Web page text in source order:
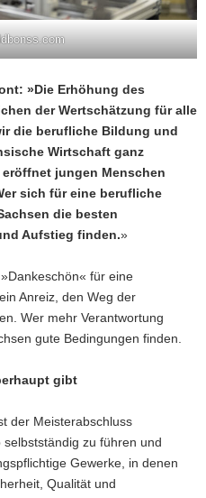
»Die Erhöhung des
der Wertschätzung für alle
die berufliche Bildung und
Wirtschaft ganz
jungen Menschen
sich für eine berufliche
die besten
Aufstieg finden.»
für eine
Anreiz, den Weg der
Wer mehr Verantwortung
gute Bedingungen finden.
gibt
der Meisterabschluss
zu führen und
Gewerke, in denen
Qualität und